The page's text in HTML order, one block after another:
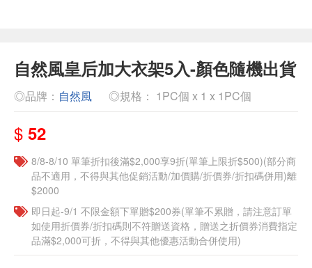
自然風皇后加大衣架5入-顏色隨機出貨
◎品牌： 自然風 ◎規格： 1PC個 x 1 x 1PC個
$ 52
8/8-8/10 單筆折扣後滿$2,000享9折(單筆上限折$500)(部分商
品不適用，不得與其他促銷活動/加價購/折價券/折扣碼併用)離
$2000
即日起-9/1 不限金額下單贈$200券(單筆不累贈，請注意訂單
如使用折價券/折扣碼則不符贈送資格，贈送之折價券消費指定
品滿$2,000可折，不得與其他優惠活動合併使用)